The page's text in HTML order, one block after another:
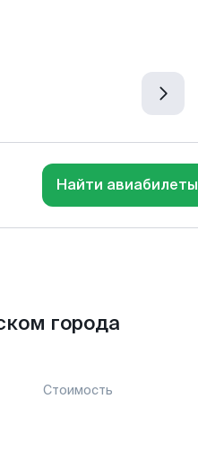
Найти авиабилеты
города
Стоимость